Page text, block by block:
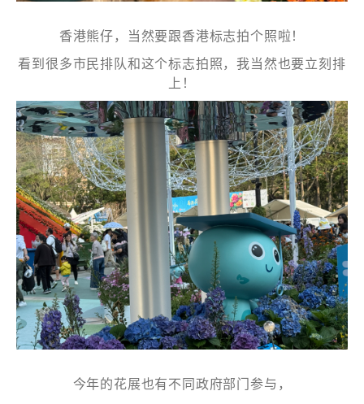
您可隨時向我們申明是否願意繼續接收推廣電郵：
1. 如欲取消收取推廣，請從我們的電郵推廣按下「取消訂閱」連
結，或
2. 以想取消的電郵地址電郵至 marketing@sunnyhouse.hk​
香港熊仔，当然要跟香港标志拍个照啦！
看到很多市民排队和这个标志拍照，我当然也要立刻排
上！
今年的花展也有不同政府部门参与，